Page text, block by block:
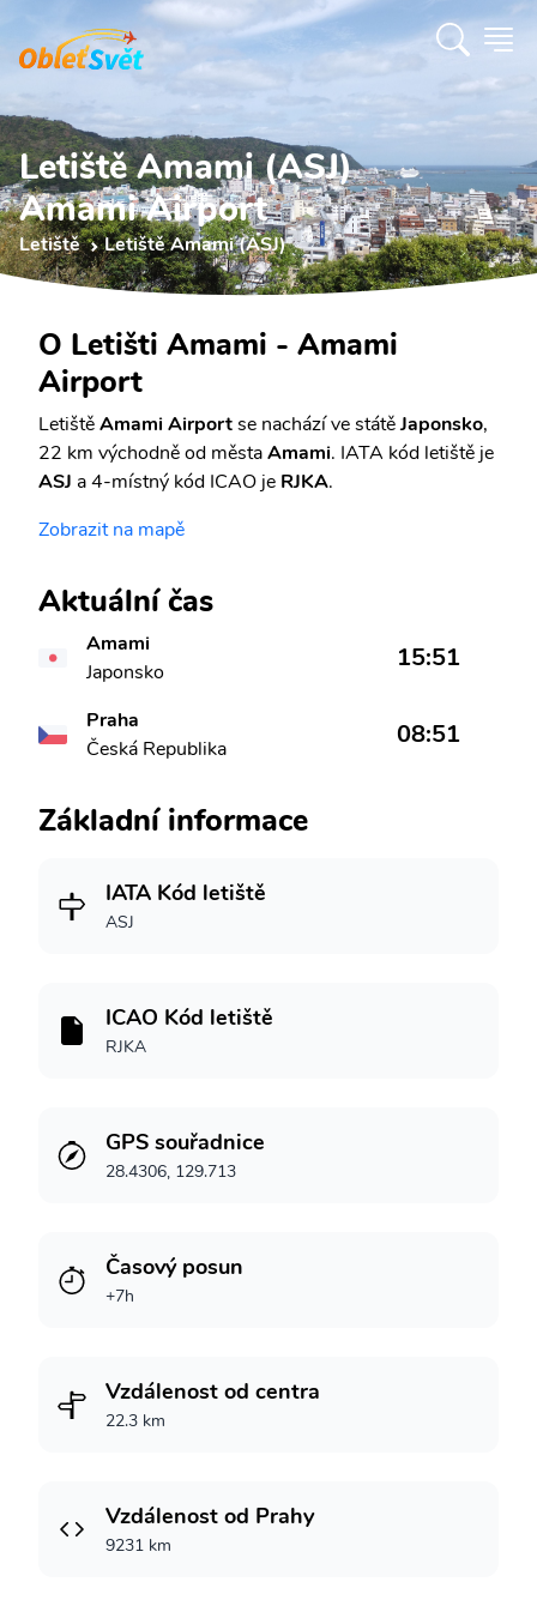
Letiště Amami (ASJ)
Amami Airport
Letiště Letiště Amami (ASJ)
O Letišti Amami - Amami
Airport
LetištěAmami Airportse nachází ve státěJaponsko,
22 km východně od městaAmami. IATA kód letiště je
ASJ a 4-místný kód ICAO je RJKA.
Zobrazit na mapě
Aktuální čas
Amami
Japonsko
15:51
Praha
Česká Republika
08:51
Základní informace
IATA Kód letiště
ASJ
ICAO Kód letiště
RJKA
GPS souřadnice
28.4306, 129.713
Časový posun
+7h
Vzdálenost od centra
22.3 km
Vzdálenost od Prahy
9231 km